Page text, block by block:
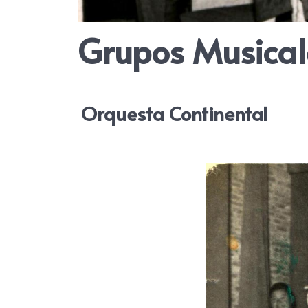
Grupos
Orquesta Continental